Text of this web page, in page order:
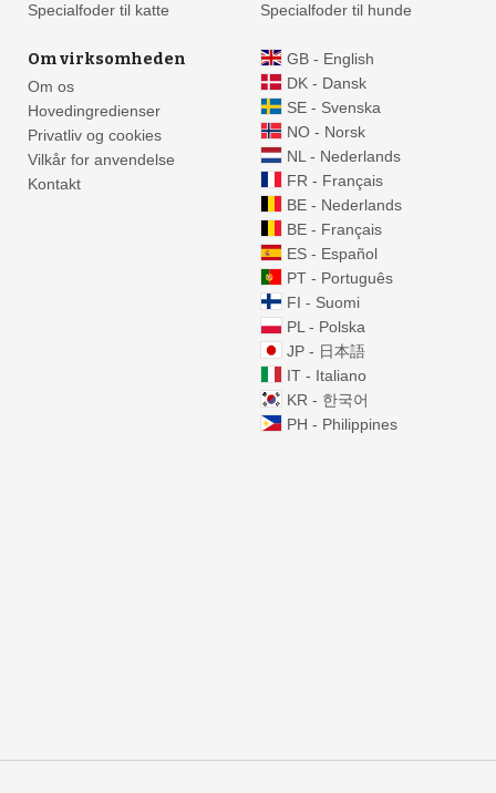
Specialfoder til katte
Specialfoder til hunde
Om virksomheden
Om os
Hovedingredienser
Privatliv og cookies
Vilkår for anvendelse
Kontakt
GB - English
DK - Dansk
SE - Svenska
NO - Norsk
NL - Nederlands
FR - Français
BE - Nederlands
BE - Français
ES - Español
PT - Português
FI - Suomi
PL - Polska
JP - 日本語
IT - Italiano
KR - 한국어
PH - Philippines